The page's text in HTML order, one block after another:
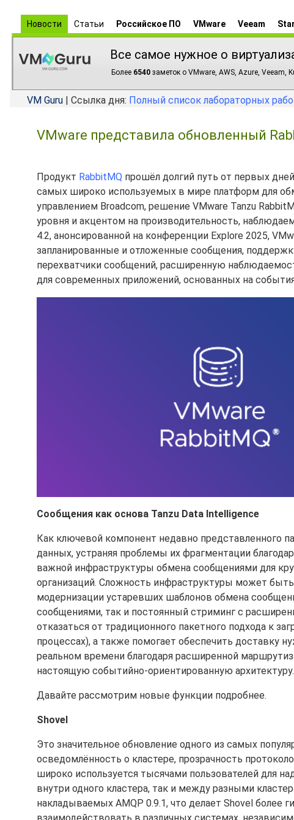
Новости Статьи Российское ПО VMware Veeam
Все самое нужное о
Более 6540 заметок о VMware, AWS, Azure, Veeam,
VM Guru | Ссылка дня: Полный список лабораторных
VMware представила обновленный
Продукт RabbitMQ прошёл долгий путь от первых
самых широко используемых в мире платформ для
управлением Broadcom, решение VMware Tanzu
уровня и акцентом на производительность,
4.2, анонсированной на конференции Explore 2025,
запланированные и отложенные сообщения,
перехватчики сообщений, расширенную
для современных приложений, основанных на
Сообщения как основа Tanzu Data Intelligence
Как ключевой компонент недавно представленного
данных, устраняя проблемы их фрагментации
важной инфраструктуры обмена сообщениями для
организаций. Сложность инфраструктуры может
модернизации устаревших шаблонов обмена
сообщениями, так и постоянный стриминг с
отказаться от традиционного пакетного подхода к
процессах), а также помогает обеспечить
реальном времени благодаря расширенной
настоящую событийно-ориентированную архитектуру.
Давайте рассмотрим новые функции подробнее.
Shovel
Это значительное обновление одного из самых
осведомлённость о кластере, прозрачность
широко используется тысячами пользователей для
внутри одного кластера, так и между разными
накладываемых AMQP 0.9.1, что делает Shovel